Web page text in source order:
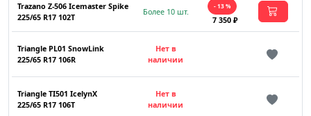
Trazano Z-506 Icemaster Spike
225/65 R17 102T
Более 10 шт.
- 13 %
7 350 ₽
Triangle PL01 SnowLink
225/65 R17 106R
Нет в
наличии
Triangle TI501 IcelynX
225/65 R17 106T
Нет в
наличии